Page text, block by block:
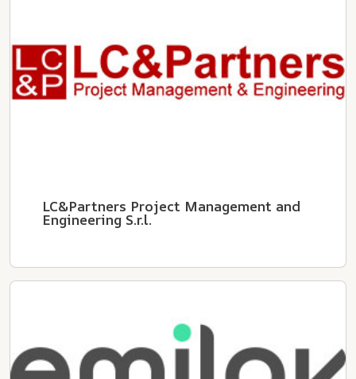
LC&Partners Project Management and
Engineering S.r.l.